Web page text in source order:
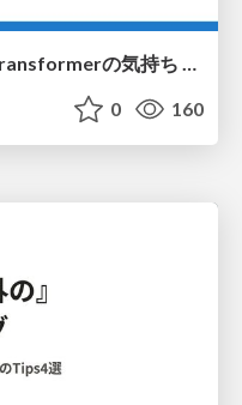
Go言語とトイモデルで学ぶTransformerの気持ち / fukuokago23-transformer
0 160